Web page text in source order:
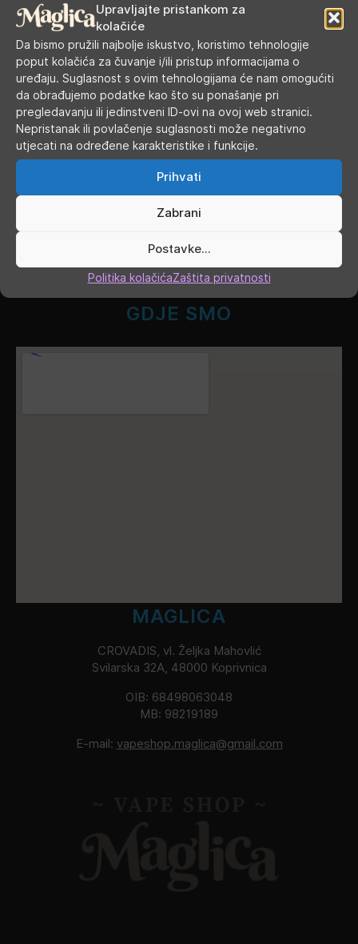
Upravljajte pristankom za
kolačiće
Da bismo pružili najbolje iskustvo, koristimo tehnologije
poput kolačića za čuvanje i/ili pristup informacijama o
uređaju. Suglasnost s ovim tehnologijama će nam omogućiti
da obrađujemo podatke kao što su ponašanje pri
pregledavanju ili jedinstveni ID-ovi na ovoj web stranici.
Nepristanak ili povlačenje suglasnosti može negativno
utjecati na određene karakteristike i funkcije.
Prihvati
Zabrani
Postavke...
Politika kolačićaZaštita privatnosti
RADNO VRIJEME
Ponedjeljak 9.00 - 19.00
Utorak 9.00 - 16.00
Srijeda 9.00 - 16.00
Nedjelja, blagdani, praznici ZATVORENO
GDJE SMO
MAGLICA
CROVADIS, vl. Željka Mahovlić
Svilarska 32A, 48000 Koprivnica
OIB: 68498063048
MB: 98219189
E-mail: vapeshop.maglica@gmail.com